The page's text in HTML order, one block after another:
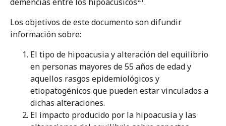
Los objetivos de este documento son difundir
información sobre:
El tipo de hipoacusia y alteración del equilibrio
en personas mayores de 55 años de edad y
aquellos rasgos epidemiológicos y
etiopatogénicos que pueden estar vinculados a
dichas alteraciones.
El impacto producido por la hipoacusia y las